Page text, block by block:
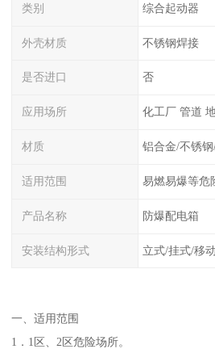
类别 综合起动器
外壳材质 不锈钢焊接
是否进口 否
应用场所 化工厂 管道
材质 铝合金/不锈钢
适用范围 易燃易爆等危
产品名称 防爆配电箱
安装结构形式 立式/挂式/移
一、适用范围
1．1区、2区危险场所。